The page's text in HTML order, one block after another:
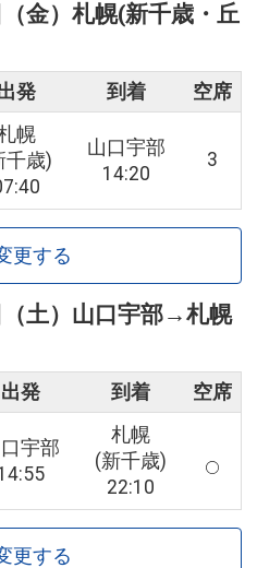
金） 札幌(新千歳・丘
発 到着 空席
幌
千歳)
山口宇部
14:20
3
更する
土） 山口宇部→札幌
出発 到着 空席
宇部
札幌
(新千歳)
22:10
更する